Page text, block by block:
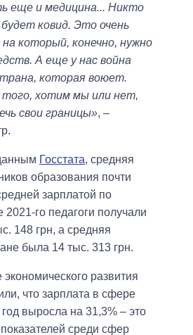
еще и медицина... Никто
ковид. Это очень
который, конечно, нужно
А еще у нас война
которая воюет.
того, хотим мы или нет,
свои границы», –
Госстата, средняя
образования почти
зарплатой по
го педагоги получали
148 грн, а средняя
была 14 тыс. 313 грн.
развития
что зарплата в сфере
выросла на 31,3% – это
среди сфер